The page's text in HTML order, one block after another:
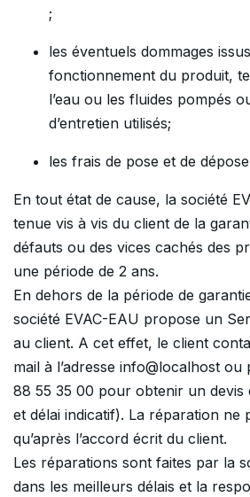
;
les éventuels dommages
fonctionnement du produit,
l’eau ou les fluides pompés
d’entretien utilisés;
les frais de pose et de
En tout état de cause, la société
tenue vis à vis du client de la
défauts ou des vices cachés des
une période de 2 ans.
En dehors de la période de
société EVAC-EAU propose un
au client. A cet effet, le client
mail à l’adresse info@localhost
88 55 35 00 pour obtenir un
et délai indicatif). La réparation ne
qu’après l’accord écrit du client.
Les réparations sont faites par la
dans les meilleurs délais et la